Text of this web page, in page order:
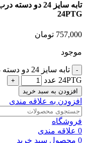
24PTG
757,000 تومان
موجود
24PTG عدد
افزودن به سبد خرید
افزودن به علاقه مندی
فروشگاه
0 علاقه مندی
0 محصول سبد خرید